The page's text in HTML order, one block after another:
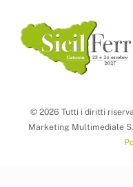
© 2026 Tutti i diritti
Marketing Multimediale